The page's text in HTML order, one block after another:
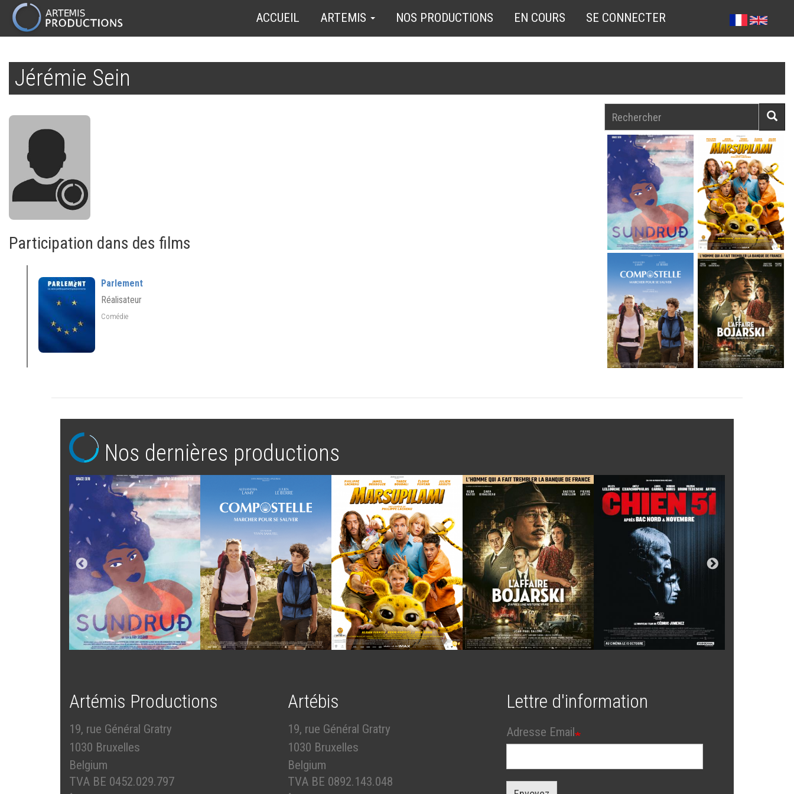
contenu
principal
MAIN
NAVIGATION
ACCUEIL ARTEMIS NOS PRODUCTIONS EN COURS SE CONNECTER
Jérémie Sein
Participation dans des films
Parlement
Réalisateur
Comédie
Nos dernières productions
Artémis Productions
19, rue Général Gratry
1030 Bruxelles
Belgium
TVA BE 0452.029.797
Artébis
19, rue Général Gratry
1030 Bruxelles
Belgium
TVA BE 0892.143.048
Lettre d'information
Adresse Email